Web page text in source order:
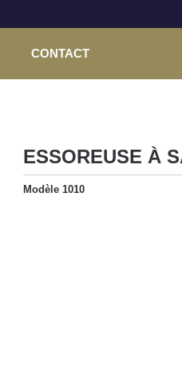
CONTACT
ESSOREUSE À
Modèle 1010